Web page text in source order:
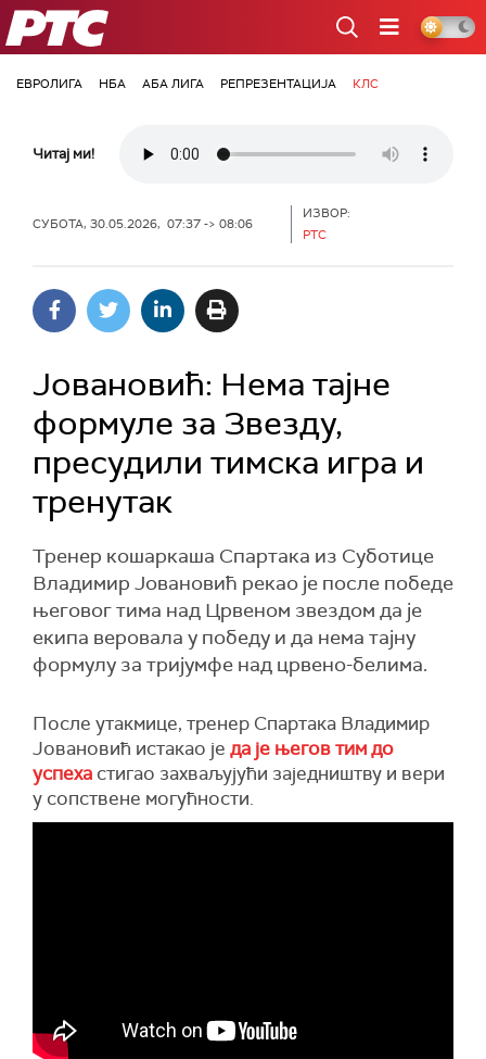
РТС
ЕВРОЛИГА НБА АБА ЛИГА РЕПРЕЗЕНТАЦИЈА КЛС
Читај ми!
СУБОТА, 30.05.2026, 07:37 -> 08:06
ИЗВОР:
РТС
Јовановић: Нема тајне
формуле за Звезду,
пресудили тимска игра и
тренутак
Тренер кошаркаша Спартака из Суботице
Владимир Јовановић рекао је после победе
његовог тима над Црвеном звездом да је
екипа веровала у победу и да нема тајну
формулу за тријумфе над црвено-белима.
После утакмице, тренер Спартака Владимир
Јовановић истакао је да је његов тим до
успеха стигао захваљујући заједништву и вери
у сопствене могућности.